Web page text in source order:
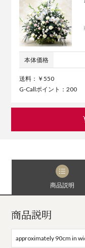
本体価格
送料：￥550
G-Callポイント：200
商品説明
商品説明
approximately 90cm in